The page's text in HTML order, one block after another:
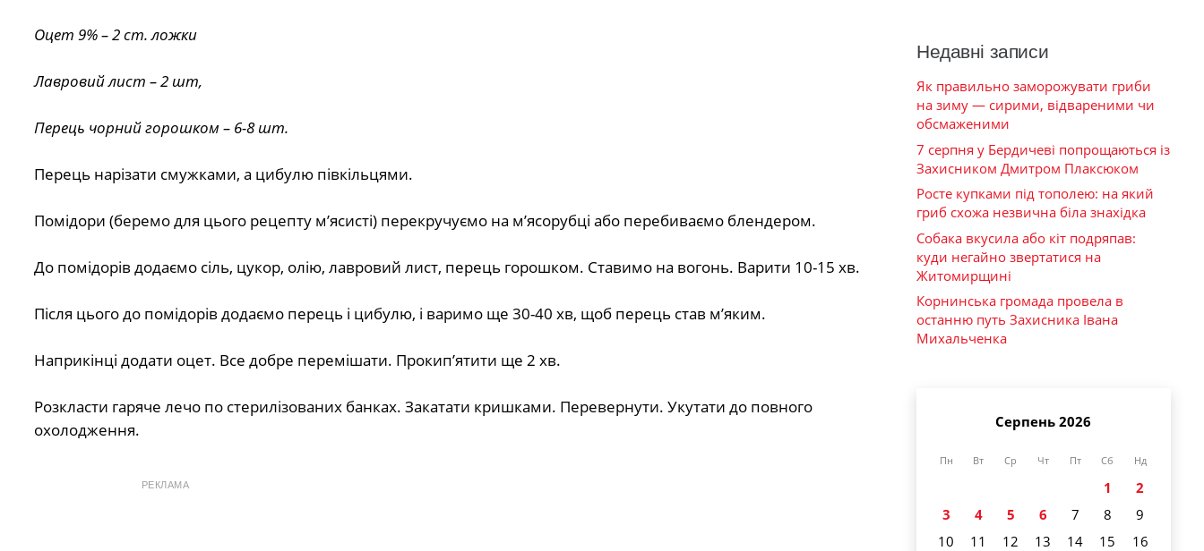
Оцет 9% – 2 ст. ложки
Лавровий лист – 2 шт,
Перець чорний горошком – 6-8 шт.
Перець нарізати смужками, а цибулю півкільцями.
Помідори (беремо для цього рецепту мʼясисті) перекручуємо на мʼясорубці або перебиваємо блендером.
До помідорів додаємо сіль, цукор, олію, лавровий лист, перець горошком. Ставимо на вогонь. Варити 10-15 хв.
Після цього до помідорів додаємо перець і цибулю, і варимо ще 30-40 хв, щоб перець став мʼяким.
Наприкінці додати оцет. Все добре перемішати. Прокип’ятити ще 2 хв.
Розкласти гаряче лечо по стерилізованих банках. Закатати кришками. Перевернути. Укутати до повного
охолодження.
РЕКЛАМА
Недавні записи
Як правильно заморожувати гриби
на зиму — сирими, відвареними чи
обсмаженими
7 серпня у Бердичеві попрощаються із
Захисником Дмитром Плаксюком
Росте купками під тополею: на який
гриб схожа незвична біла знахідка
Собака вкусила або кіт подряпав:
куди негайно звертатися на
Житомирщині
Корнинська громада провела в
останню путь Захисника Івана
Михальченка
Серпень 2026
Пн Вт Ср Чт Пт Сб Нд
1
2
3
4 5 6 7 8
9
10
11 12 13 14 15
16